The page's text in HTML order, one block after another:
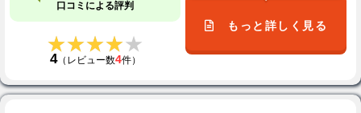
口コミによる評判
★★★★★
★★★★★
4（レビュー数4件）
もっと詳しく見る